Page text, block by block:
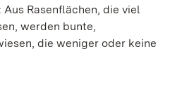
Rasenflächen, die viel
werden bunte,
die weniger oder keine